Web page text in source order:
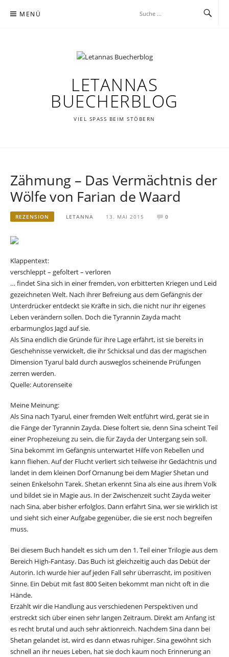
Inhalt MENÜ
LETANNAS
BUECHERBLOG
VIEL SPASS BEIM STÖBERN
Zähmung – Das Vermächtnis der
Wölfe von Farian de Waard
REZENSION LETANNA 13. MAI 2015 0
Klappentext:
verschleppt – gefoltert – verloren
… findet Sina sich in einer fremden, von erbitterten Kriegen und Leid
gezeichneten Welt. Nach ihrer Befreiung aus dem Gefängnis der
Unterdrücker entdeckt sie Kräfte in sich, die nicht nur ihr eigenes
Leben verändern sollen. Doch die Tyrannin Zayda macht
erbarmunglos Jagd auf sie.
Als Sina endlich die Gründe für ihre Lage erfährt, ist sie bereits in
Geschehnisse verwickelt, die ihr Schicksal und das der magischen
Dimension Tyarul bald durch ausweglos scheinende Prüfungen
zerren werden.
Quelle: Autorenseite
Meine Meinung:
Als Sina nach Tyarul, einer fremden Welt entführt wird, gerät sie in
die Fänge der Tyrannin Zayda. Diese foltert sie, denn Sina scheint Teil
einer Prophezeiung zu sein, die für Zayda der Untergang sein soll.
Sina bekommt im Gefängnis unterwartet Hilfe von Rebellen und
kann fliehen. Auf der Flucht verliert sich teilweise ihr Gedächtnis und
landet in dem kleinen Dorf Ornanung bei dem Magier Shetan und
seinen Enkelsohn Tarek. Shetan erkennt Sina als eine aus ihrem Volk
und bildet sie in Magie aus. In der Zwischenzeit sucht Zayda weiter
nach Sina, aber bisher erfolglos. Dann erfährt Sina, wer sie wirklich ist
und sieht sich einer Aufgabe gegenüber, die sie erst noch begreifen
muss.
Bei diesem Buch handelt es sich um den 1. Teil einer Trilogie aus dem
Bereich High-Fantasy. Das Buch ist gleichzeitig auch das Debüt der
Autorin. Ich wurde hier auf jeden Fall sehr überrascht, im positiven
Sinne. Ein Debüt mit fast 800 Seiten bekommt man nicht oft in die
Hände.
Erzählt wir die Handlung aus verschiedenen Perspektiven und
erstreckt sich über einen sehr langen Zeitraum. Direkt am Anfang ist
es recht brutal und auch sehr aktionreich. Nachdem Sina dann bei
Shetan gelandet ist, wird es dann etwas ruhiger. Sina gewöhnt sich
schnell an ihr neues Leben, hat sie doch kaum noch Erinnerung an